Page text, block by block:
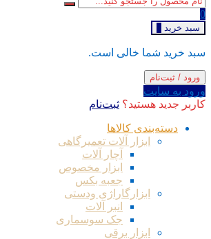
0
سبد خرید
سبد خرید شما خالی است.
ورود / ثبت‌نام
ورود به سایت
کاربر جدید هستید؟ ثبت‌نام
دسته‌بندی کالاها
ابزار آلات تعمیرگاهی
آچار آلات
ابزار مخصوص
جعبه بکس
ابزارگاراژی ودستی
انبر آلات
جک سوسماری
ابزار برقی